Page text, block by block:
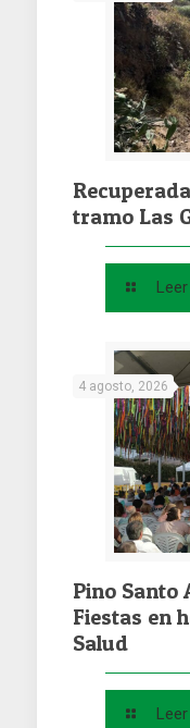
tramo Las
4 agosto, 2026
Pino Santo
Fiestas en
Salud